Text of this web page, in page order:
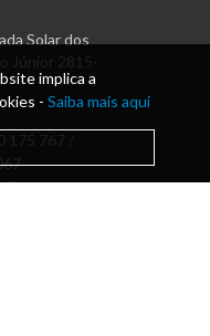
Solar dos
Júnior 2815-
175 767 /
implica a
- Saiba mais aqui